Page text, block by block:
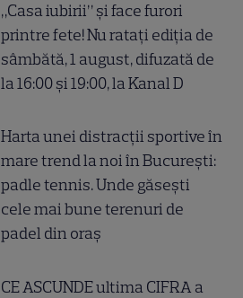
„Casa iubirii” și face furori
printre fete! Nu ratați ediția de
sâmbătă, 1 august, difuzată de
la 16:00 și 19:00, la Kanal D
Harta unei distracții sportive în
mare trend la noi în București:
padle tennis. Unde găsești
cele mai bune terenuri de
padel din oraș
CE ASCUNDE ultima CIFRA a